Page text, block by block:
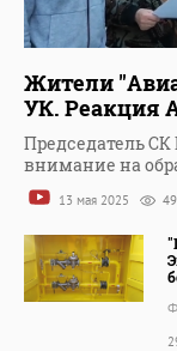
Жители
УК. Реакция
Председатель
внимание на
13 мая 2025